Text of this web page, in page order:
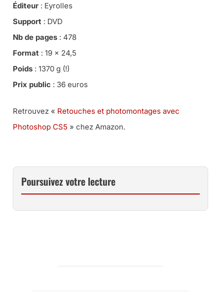
Éditeur : Eyrolles
Support : DVD
Nb de pages : 478
Format : 19 x 24,5
Poids : 1370 g (!)
Prix public : 36 euros
Retrouvez « Retouches et photomontages avec
Photoshop CS5 » chez Amazon.
Poursuivez votre lecture